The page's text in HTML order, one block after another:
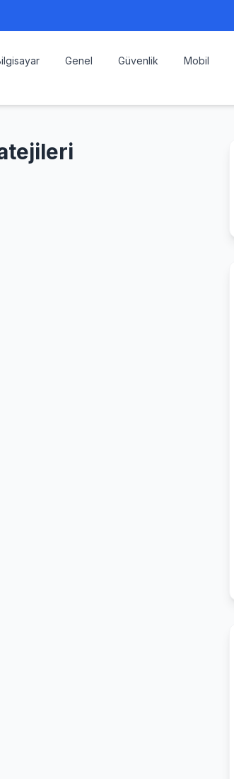
Genel Güvenlik Mobil